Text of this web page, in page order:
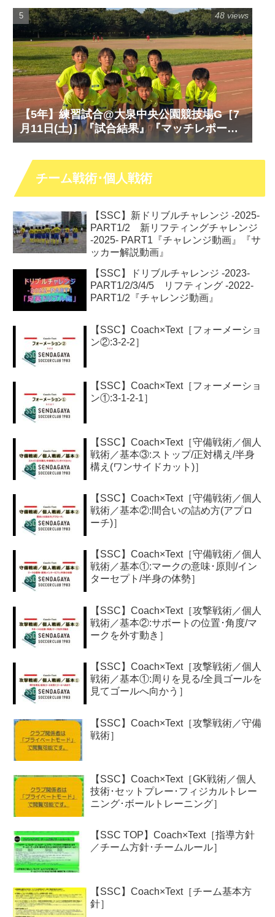
果』『マッチレポート』『試合動画』
【5年】練習試合@大泉中央公園競技場G［7
月11日(土)］『試合結果』『マッチレポー
ト』『試合動画』
48 views
チーム戦術･個人戦術
【SSC】新ドリブルチャレンジ -2025-
PART1/2 新リフティングチャレンジ
-2025- PART1『チャレンジ動画』『サ
ッカー解説動画』
【SSC】ドリブルチャレンジ -2023-
PART1/2/3/4/5 リフティング -2022-
PART1/2『チャレンジ動画』
【SSC】Coach×Text［フォーメーショ
ン②:3-2-2］
【SSC】Coach×Text［フォーメーショ
ン①:3-1-2-1］
【SSC】Coach×Text［守備戦術／個人
戦術／基本③:ストップ/正対構え/半身
構え(ワンサイドカット)］
【SSC】Coach×Text［守備戦術／個人
戦術／基本②:間合いの詰め方(アプロ
ーチ)］
【SSC】Coach×Text［守備戦術／個人
戦術／基本①:マークの意味･原則/イン
ターセプト/半身の体勢］
【SSC】Coach×Text［攻撃戦術／個人
戦術／基本②:サポートの位置･角度/マ
ークを外す動き］
【SSC】Coach×Text［攻撃戦術／個人
戦術／基本①:周りを見る/全員ゴールを
見てゴールへ向かう］
【SSC】Coach×Text［攻撃戦術／守備
戦術］
【SSC】Coach×Text［GK戦術／個人
技術･セットプレー･フィジカルトレー
ニング･ボールトレーニング］
【SSC TOP】Coach×Text［指導方針
／チーム方針･チームルール］
【SSC】Coach×Text［チーム基本方
針］